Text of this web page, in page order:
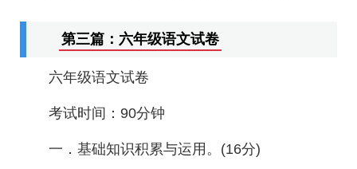
第三篇：六年级语文试卷
六年级语文试卷
考试时间：90分钟
一．基础知识积累与运用。(16分)